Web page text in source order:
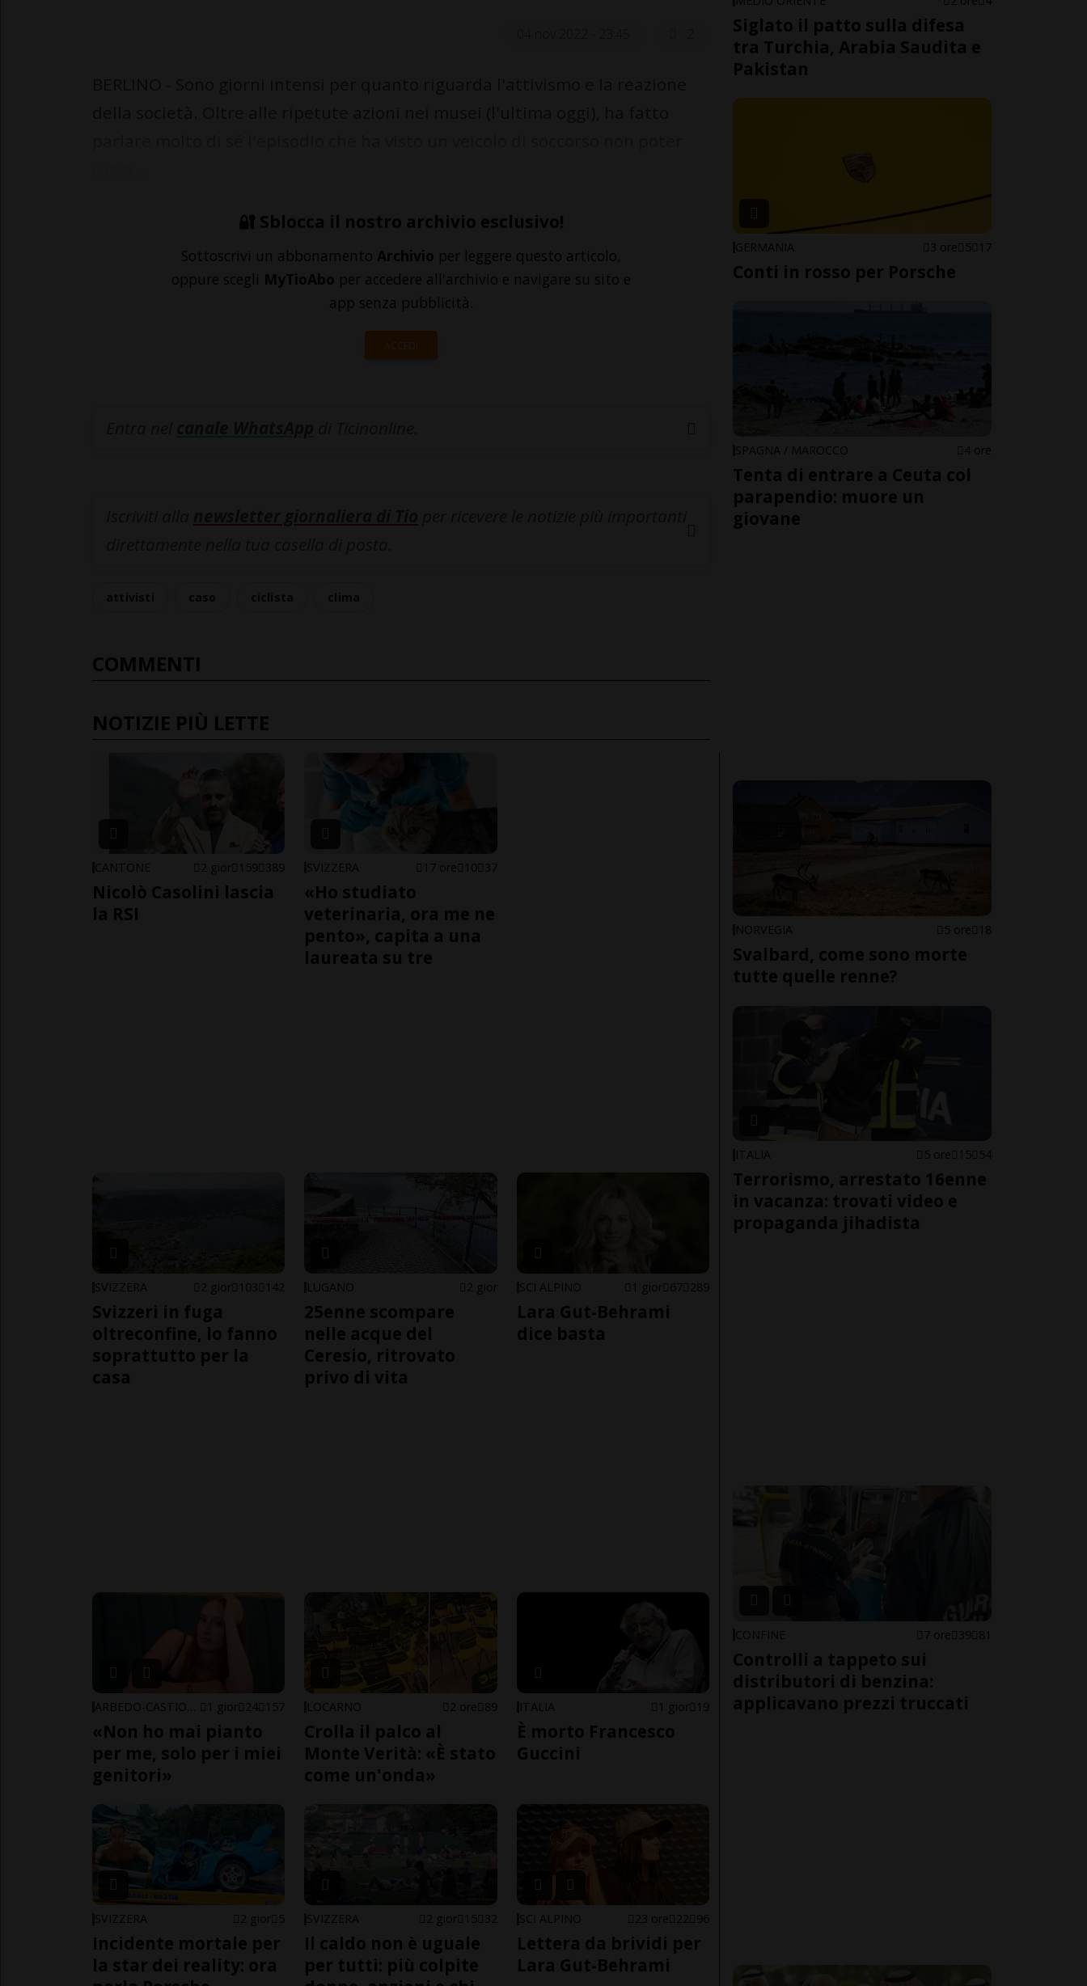
🔐 Sblocca il nostro archivio esclusivo!
Sottoscrivi un abbonamento Archivio per leggere questo articolo,
oppure scegli MyTioAbo per accedere all'archivio e navigare su sito e
app senza pubblicità.
ACCEDI
COMMENTI
NOTIZIE PIÙ LETTE
CANTONE 2 gior 159 389
Nicolò Casolini lascia
la RSI
SVIZZERA 17 ore 10 37
«Ho studiato
veterinaria, ora me ne
pento», capita a una
laureata su tre
SVIZZERA 2 gior 103 142
Svizzeri in fuga
oltreconfine, lo fanno
soprattutto per la
casa
LUGANO 2 gior
25enne scompare
nelle acque del
Ceresio, ritrovato
privo di vita
SCI ALPINO 1 gior 67 289
Lara Gut-Behrami
dice basta
1 gior 24 157
«Non ho mai pianto
per me, solo per i miei
genitori»
LOCARNO 2 ore 89
Crolla il palco al
Monte Verità: «È stato
come un'onda»
ITALIA 1 gior 19
È morto Francesco
Guccini
SVIZZERA 2 gior 5
Incidente mortale per
la star dei reality: ora
SVIZZERA 2 gior 15 32
Il caldo non è uguale
per tutti: più colpite
SCI ALPINO 23 ore 22 96
Lettera da brividi per
Lara Gut-Behrami
Siglato il patto sulla difesa
tra Turchia, Arabia Saudita e
Pakistan
GERMANIA 3 ore 5 17
Conti in rosso per Porsche
SPAGNA / MAROCCO 4 ore
Tenta di entrare a Ceuta col
parapendio: muore un
giovane
NORVEGIA 5 ore 18
Svalbard, come sono morte
tutte quelle renne?
ITALIA 5 ore 15 54
Terrorismo, arrestato 16enne
in vacanza: trovati video e
propaganda jihadista
CONFINE 7 ore 39 81
Controlli a tappeto sui
distributori di benzina:
applicavano prezzi truccati